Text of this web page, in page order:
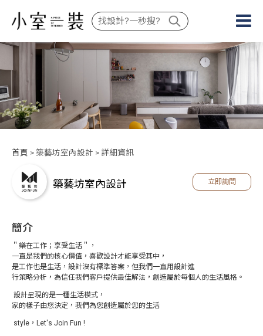
首頁 > 築藝坊室內設計 > 詳細資訊
築藝坊室內設計 立即詢問
簡介
＂樂在工作；享受生活＂，
一直是我們的核心價值，喜歡設計才能享受其中，
是工作也是生活，設計沒有標準答案，但我們一直用設計進
行策略分析，為信任我們客戶提供最佳解法，創造屬於每個人的生活風格。
設計呈現的是一種生活模式，
家的樣子由您決定，我們為您創造屬於您的生活
style，Let's Join Fun !